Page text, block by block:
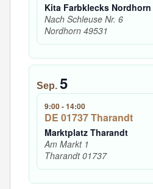
Kita Farbklecks Nordhorn
Nach Schleuse Nr. 6
Nordhorn 49531
Sep. 5
9:00-14:00
DE 01737 Tharandt
Marktplatz Tharandt
Am Markt 1
Tharandt01737